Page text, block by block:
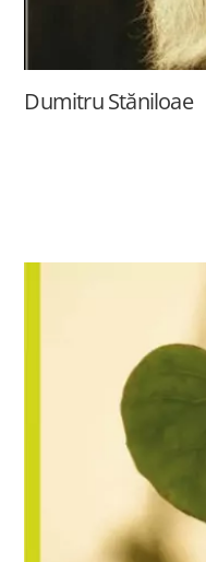
Dumitru Stăniloae